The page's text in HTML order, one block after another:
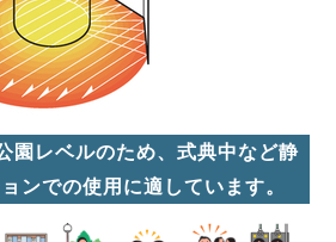
園レベルのため、式典中など静
ンでの使用に適しています。